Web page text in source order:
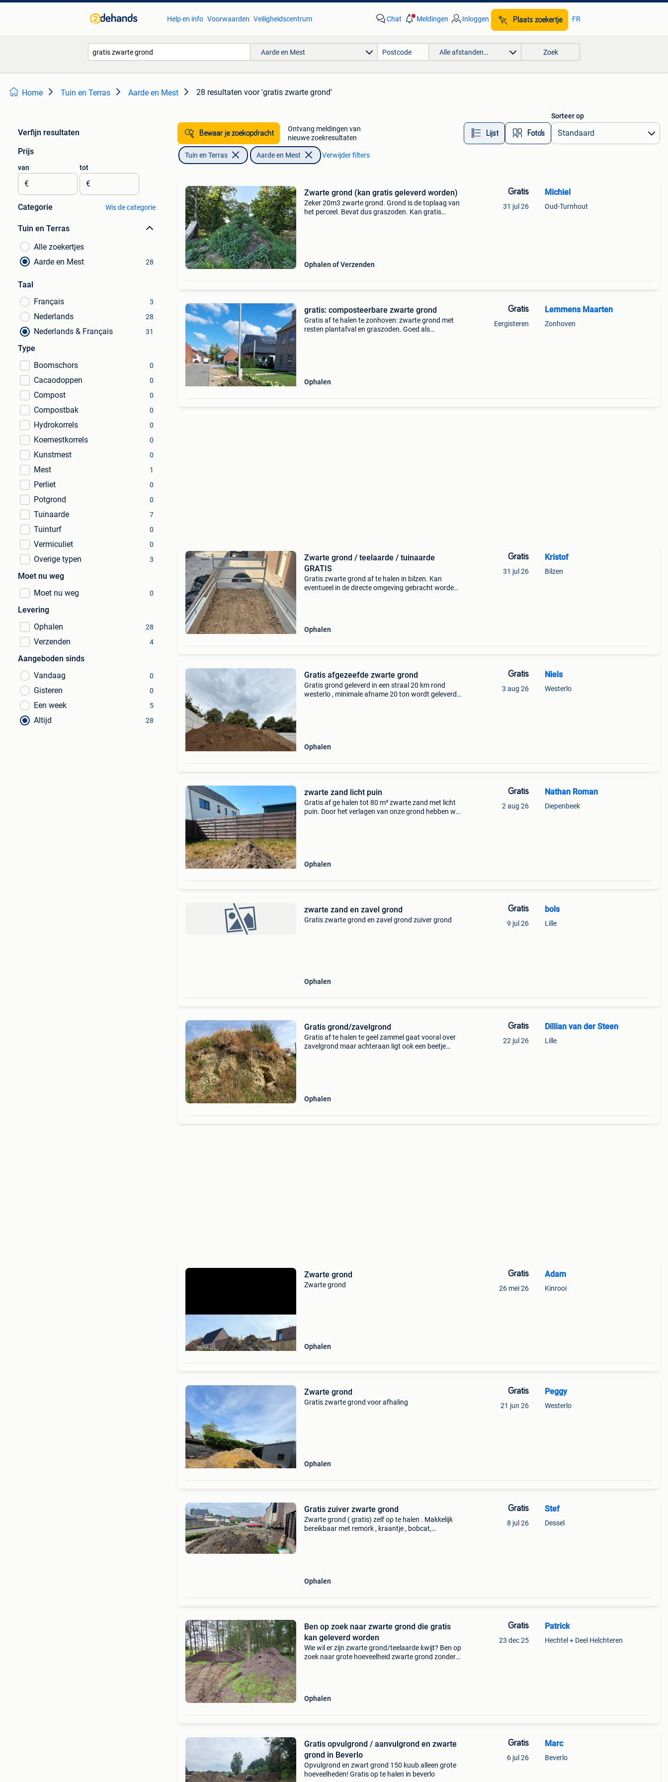
Help en info Voorwaarden Veiligheidscentrum Chat Meldingen Inloggen Plaats zoekertje FR
Aarde en Mest Alle afstanden… Zoek
Home Tuin en Terras Aarde en Mest 28 resultaten voor 'gratis zwarte grond'
Verfijn resultaten
Prijs
van
€
tot
€
Categorie Wis de categorie
Tuin en Terras
Alle zoekertjes
Aarde en Mest
28
Taal
Français
3
Nederlands 28
Nederlands & Français 31
Type
Boomschors
0
Cacaodoppen 0
Compost 0
Compostbak 0
Hydrokorrels 0
Koemestkorrels 0
Kunstmest 0
Mest 1
Perliet 0
Potgrond 0
Tuinaarde 7
Tuinturf 0
Vermiculiet 0
Overige typen 3
Moet nu weg
Moet nu weg
0
Levering
Ophalen
28
Verzenden 4
Aangeboden sinds
Vandaag
0
Gisteren 0
Een week 5
Altijd 28
Bewaar je zoekopdracht
Ontvang meldingen van
nieuwe zoekresultaten
Lijst Foto’s
Sorteer op
Tuin en Terras Aarde en Mest Verwijder filters
Zwarte grond (kan gratis geleverd worden)
Zeker 20m3 zwarte grond. Grond is de toplaag van
het perceel. Bevat dus graszoden. Kan gratis
Ophalen of Verzenden
Gratis
31 jul 26
Michiel
Oud-Turnhout
gratis: composteerbare zwarte grond
Gratis af te halen te zonhoven: zwarte grond met
resten plantafval en graszoden. Goed als
Ophalen
Gratis
Eergisteren
Lemmens Maarten
Zonhoven
Zwarte grond / teelaarde / tuinaarde
GRATIS
Gratis zwarte grond af te halen in bilzen. Kan
eventueel in de directe omgeving gebracht worden
Ophalen
Gratis
31 jul 26
Kristof
Bilzen
Gratis afgezeefde zwarte grond
Gratis grond geleverd in een straal 20 km rond
westerlo , minimale afname 20 ton wordt geleverd
Ophalen
Gratis
3 aug 26
Niels
Westerlo
zwarte zand licht puin
Gratis af ge halen tot 80 m³ zwarte zand met licht
puin. Door het verlagen van onze grond hebben we
Ophalen
Gratis
2 aug 26
Nathan Roman
Diepenbeek
zwarte zand en zavel grond
Gratis zwarte grond en zavel grond zuiver grond
Ophalen
Gratis
9 jul 26
bols
Lille
Gratis grond/zavelgrond
Gratis af te halen te geel zammel gaat vooral over
zavelgrond maar achteraan ligt ook een beetje
Ophalen
Gratis
22 jul 26
Dillian van der Steen
Lille
Zwarte grond
Zwarte grond
Ophalen
Gratis
26 mei 26
Adam
Kinrooi
Zwarte grond
Gratis zwarte grond voor afhaling
Ophalen
Gratis
21 jun 26
Peggy
Westerlo
Gratis zuiver zwarte grond
Zwarte grond ( gratis) zelf op te halen . Makkelijk
bereikbaar met remork , kraantje , bobcat,…
Ophalen
Gratis
8 jul 26
Stef
Dessel
Ben op zoek naar zwarte grond die gratis
kan geleverd worden
Wie wil er zijn zwarte grond/teelaarde kwijt? Ben op
zoek naar grote hoeveelheid zwarte grond zonder
Ophalen
Gratis
23 dec 25
Patrick
Hechtel + Deel Helchteren
Gratis opvulgrond / aanvulgrond en zwarte
grond in Beverlo
Opvulgrond en zwart grond 150 kuub alleen grote
hoeveelheden! Gratis op te halen in beverlo
Gratis
6 jul 26
Marc
Beverlo